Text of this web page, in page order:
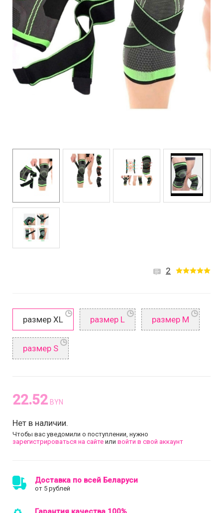
2
размер XL размер L размер M
размер S
22.52 BYN
Нет в наличии.
Чтобы вас уведомили о поступлении, нужно
зарегистрироваться на сайте или войти в свой аккаунт
Доставка по всей Беларуси
от 5 рублей